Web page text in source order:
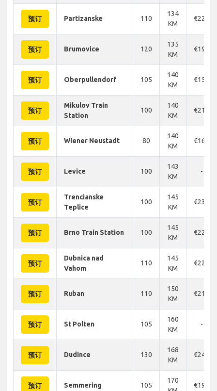
预订 Partizanske 110
134
KM
€226
预订 Brumovice 120
135
KM
€196
预订 Oberpullendorf 105
140
KM
€158
预订
Mikulov Train
Station
100
140
KM
€210
预订 Wiener Neustadt 80
140
KM
€166
预订 Levice 100
143
KM
-
预订
Trencianske
Teplice
100
145
KM
€233
预订 Brno Train Station 100
145
KM
€226
预订
Dubnica nad
Vahom
110
145
KM
€226
预订 Ruban 110
150
KM
€210
预订 St Polten 105
160
KM
-
预订 Dudince 130
168
KM
€240
预订 Semmering 105
170
€196